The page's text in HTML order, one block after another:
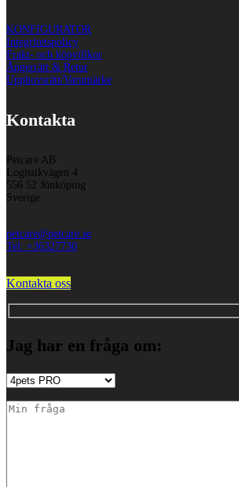
KONFIGURATOR
Integritetspolicy
Frakt- och köpvillkor
Ångerrätt & Retur
Upphovsrätt/Varumärke
Kontakta
Petcare AB
Logisitkvägen 4
556 52 Jönköping
Sverige
petcare@petcare.se
Tel: +36327730
Kontakta oss
Jag har en fråga om: